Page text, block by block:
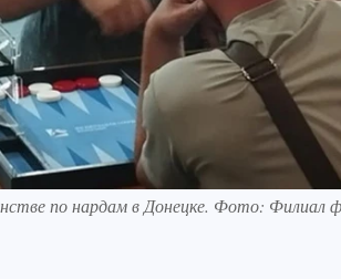
по нардам в Донецке. Фото: Филиал